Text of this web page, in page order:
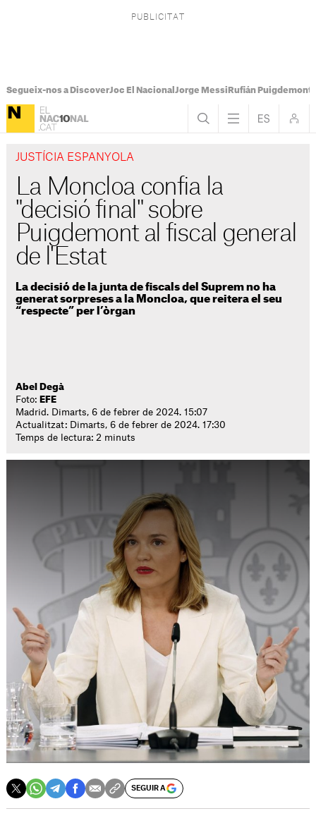
Segueix-nos a DiscoverJoc El Nacional Jorge Messi Rufián Puigdemont
JUSTÍCIA ESPANYOLA
La Moncloa confia la
"decisió final" sobre
Puigdemont al fiscal general
de l'Estat
La decisió de la junta de fiscals del Suprem no ha
generat sorpreses a la Moncloa, que reitera el seu
“respecte” per l’òrgan
Abel Degà
Foto: EFE
Madrid. Dimarts, 6 de febrer de 2024. 15:07
Actualitzat: Dimarts, 6 de febrer de 2024. 17:30
Temps de lectura: 2 minuts
SEGUIR A